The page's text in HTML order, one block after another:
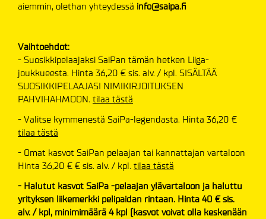
aiemmin, olethan yhteydessä info@saipa.fi
Vaihtoehdot:
- Suosikkipelaajaksi SaiPan tämän hetken Liiga-
joukkueesta. Hinta 36,20 € sis. alv. / kpl. SISÄLTÄÄ
SUOSIKKIPELAAJASI NIMIKIRJOITUKSEN
PAHVIHAHMOON. tilaa tästä
- Valitse kymmenestä SaiPa-legendasta. Hinta 36,20 €
tilaa tästä
- Omat kasvot SaiPan pelaajan tai kannattajan vartaloon
Hinta 36,20 € € sis. alv. / kpl. tilaa tästä
- Halutut kasvot SaiPa -pelaajan ylävartaloon ja haluttu
yrityksen liikemerkki pelipaidan rintaan. Hinta 40 € sis.
alv. / kpl, minimimäärä 4 kpl (kasvot voivat olla keskenään